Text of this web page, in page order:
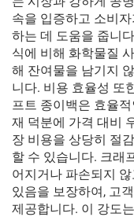
속을 입증하고 소비
하는 데 도움을 줍니
식에 비해 화학물질
해 잔여물을 남기지
니다. 비용 효율성 또
프트 종이백은 효율
재 덕분에 가격 대비
장 비용을 상당히 절
할 수 있습니다. 크래
어지거나 파손되지
있음을 보장하여, 고
제공합니다. 이 강도